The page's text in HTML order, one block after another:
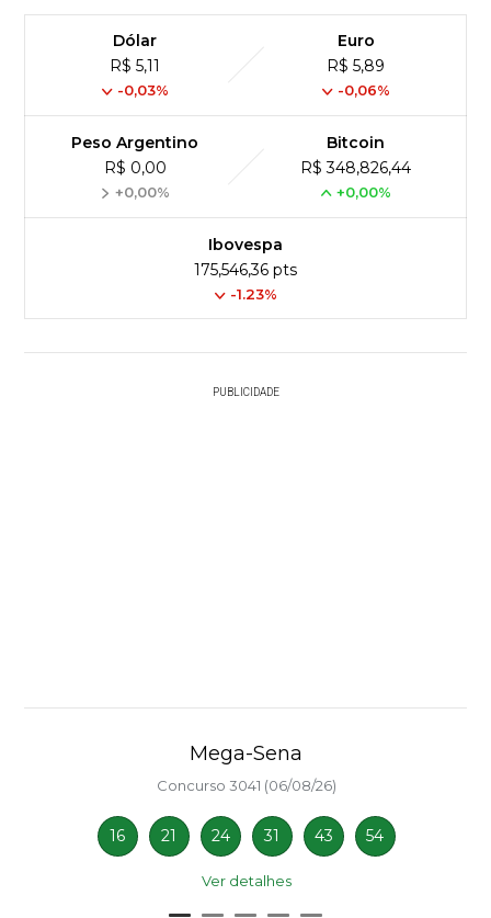
Dólar
R$ 5,11
-0,03%
Euro
R$ 5,89
-0,06%
Peso Argentino
R$ 0,00
+0,00%
Bitcoin
R$ 348,826,44
+0,00%
Ibovespa
175,546,36 pts
-1.23%
PUBLICIDADE
Mega-Sena
Concurso 3041 (06/08/26)
16 21 24 31 43 54
Ver detalhes